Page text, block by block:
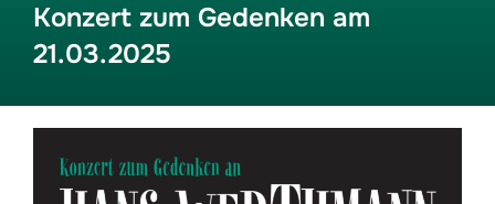
Konzert zum Gedenken am
21.03.2025